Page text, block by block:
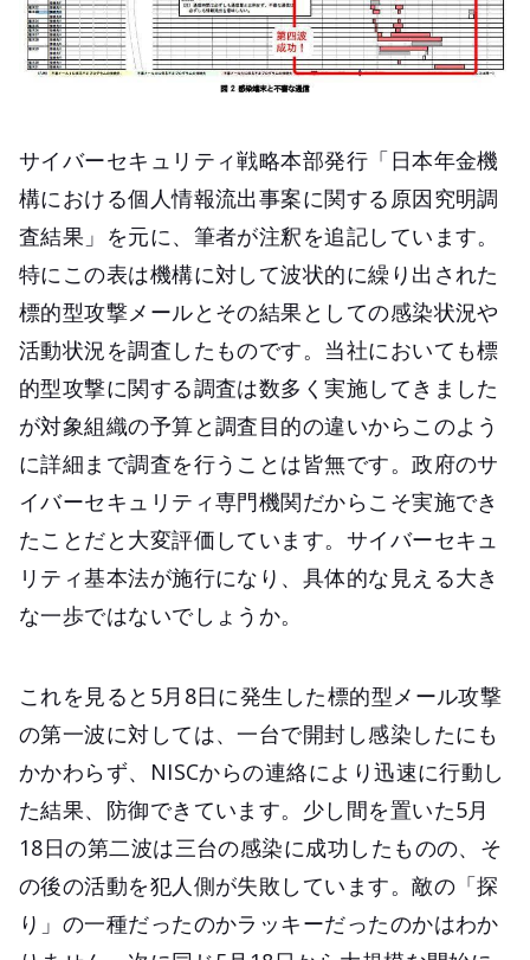
サイバーセキュリティ戦略本部発行「日本年金機
構における個人情報流出事案に関する原因究明調
査結果」を元に、筆者が注釈を追記しています。
特にこの表は機構に対して波状的に繰り出された
標的型攻撃メールとその結果としての感染状況や
活動状況を調査したものです。当社においても標
的型攻撃に関する調査は数多く実施してきました
が対象組織の予算と調査目的の違いからこのよう
に詳細まで調査を行うことは皆無です。政府のサ
イバーセキュリティ専門機関だからこそ実施でき
たことだと大変評価しています。サイバーセキュ
リティ基本法が施行になり、具体的な見える大き
な一歩ではないでしょうか。
これを見ると5月8日に発生した標的型メール攻撃
の第一波に対しては、一台で開封し感染したにも
かかわらず、NISCからの連絡により迅速に行動し
た結果、防御できています。少し間を置いた5月
18日の第二波は三台の感染に成功したものの、そ
の後の活動を犯人側が失敗しています。敵の「探
り」の一種だったのかラッキーだったのかはわか